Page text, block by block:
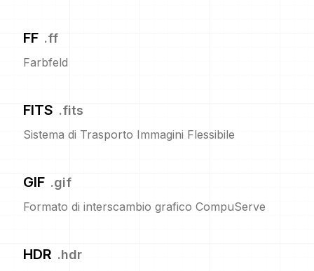
FF .ff
Farbfeld
FITS .fits
Sistema di Trasporto Immagini Flessibile
GIF .gif
Formato di interscambio grafico CompuServe
HDR .hdr